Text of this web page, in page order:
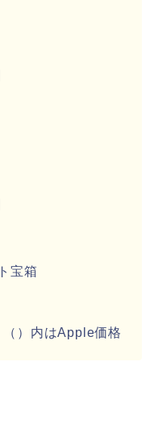
宝箱
（）内はApple価格